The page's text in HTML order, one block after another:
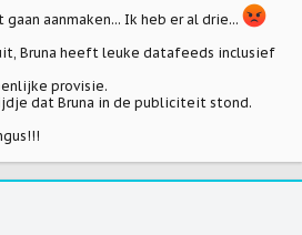
aanmaken... Ik heb er al drie...
Bruna heeft leuke datafeeds inclusief
provisie.
dat Bruna in de publiciteit stond.